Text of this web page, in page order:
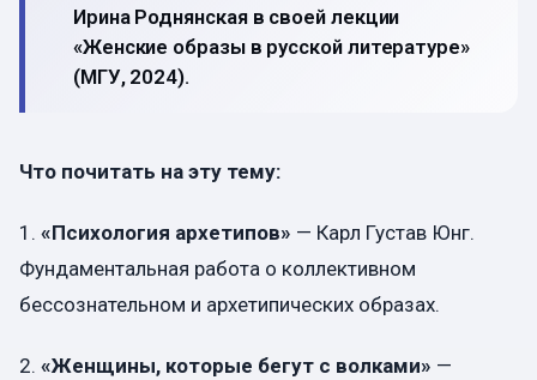
Ирина Роднянская в своей лекции
«Женские образы в русской литературе»
(МГУ, 2024).
Что почитать на эту тему:
1. «Психология архетипов» — Карл Густав Юнг.
Фундаментальная работа о коллективном
бессознательном и архетипических образах.
2. «Женщины, которые бегут с волками» —